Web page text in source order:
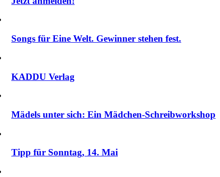
Songs für Eine Welt. Gewinner stehen fest.
KADDU Verlag
Mädels unter sich: Ein Mädchen-Schreibworkshop
Tipp für Sonntag, 14. Mai